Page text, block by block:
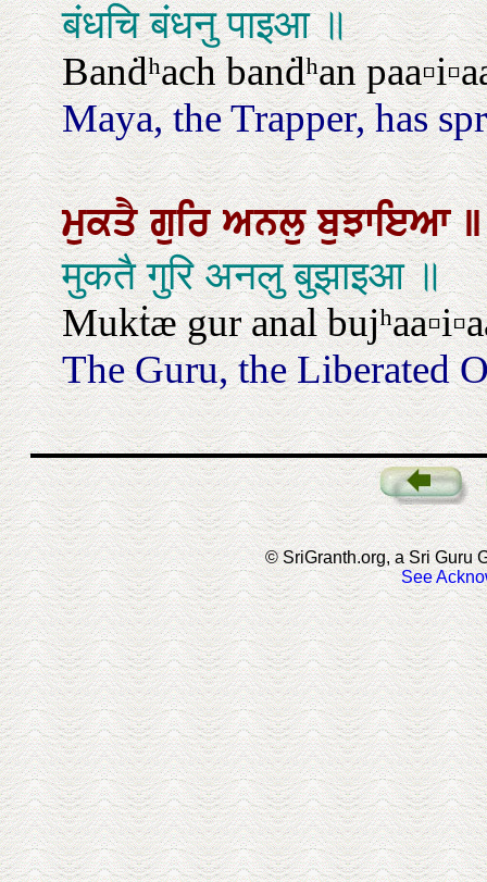
बंधचि बंधनु पाइआ ॥
Banḋʰach banḋʰan
Maya, the Trapper, has
ਮੁਕਤੈਗੁਰਿਅਨਲੁਬੁਝਾਇਆ॥
मुकतै गुरि अनलु बुझाइआ ॥
Mukṫæ gur anal
The Guru, the Liberated
© SriGranth.org, a Sri Guru
See